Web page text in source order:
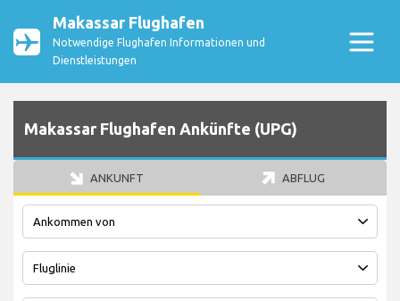
Makassar Flughafen
Notwendige Flughafen Informationen und
Dienstleistungen
Makassar Flughafen Ankünfte (UPG)
ANKUNFT ABFLUG